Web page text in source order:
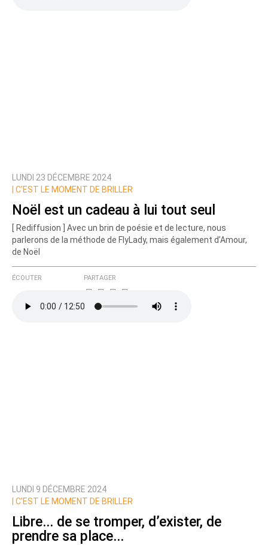
LUNDI 23 DÉCEMBRE 2024
C’EST LE MOMENT DE BRILLER
Noël est un cadeau à lui tout seul
[ Rediffusion ] Avec un brin de poésie et de lecture, nous
parlerons de la méthode de FlyLady, mais également d’Amour,
de Noël
ÉCOUTER PARTAGER
LUNDI 9 DÉCEMBRE 2024
C’EST LE MOMENT DE BRILLER
Libre... de se tromper, d’exister, de
prendre sa place...